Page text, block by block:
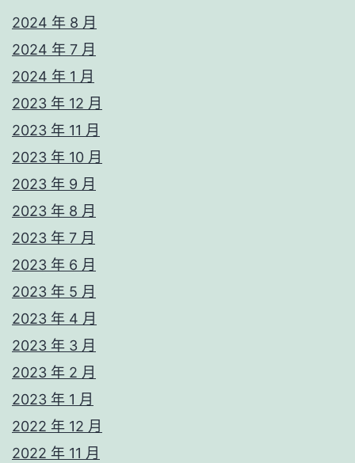
2024 年 8 月
2024 年 7 月
2024 年 1 月
2023 年 12 月
2023 年 11 月
2023 年 10 月
2023 年 9 月
2023 年 8 月
2023 年 7 月
2023 年 6 月
2023 年 5 月
2023 年 4 月
2023 年 3 月
2023 年 2 月
2023 年 1 月
2022 年 12 月
2022 年 11 月